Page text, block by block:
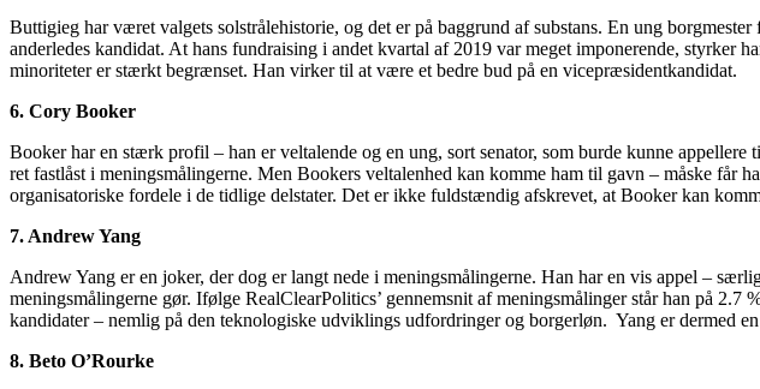
Buttigieg har været valgets solstrålehistorie, og det er på baggrund af substans. En ung
anderledes kandidat. At hans fundraising i andet kvartal af 2019 var meget imponerende, styrker
minoriteter er stærkt begrænset. Han virker til at være et bedre bud på en vicepræsidentkandidat.
6. Cory Booker
Booker har en stærk profil – han er veltalende og en ung, sort senator, som burde kunne
ret fastlåst i meningsmålingerne. Men Bookers veltalenhed kan komme ham til gavn – måske får
organisatoriske fordele i de tidlige delstater. Det er ikke fuldstændig afskrevet, at Booker kan
7. Andrew Yang
Andrew Yang er en joker, der dog er langt nede i meningsmålingerne. Han har en vis appel –
meningsmålingerne gør. Ifølge RealClearPolitics’ gennemsnit af meningsmålinger står han på
kandidater – nemlig på den teknologiske udviklings udfordringer og borgerløn. Yang er dermed
8. Beto O’Rourke